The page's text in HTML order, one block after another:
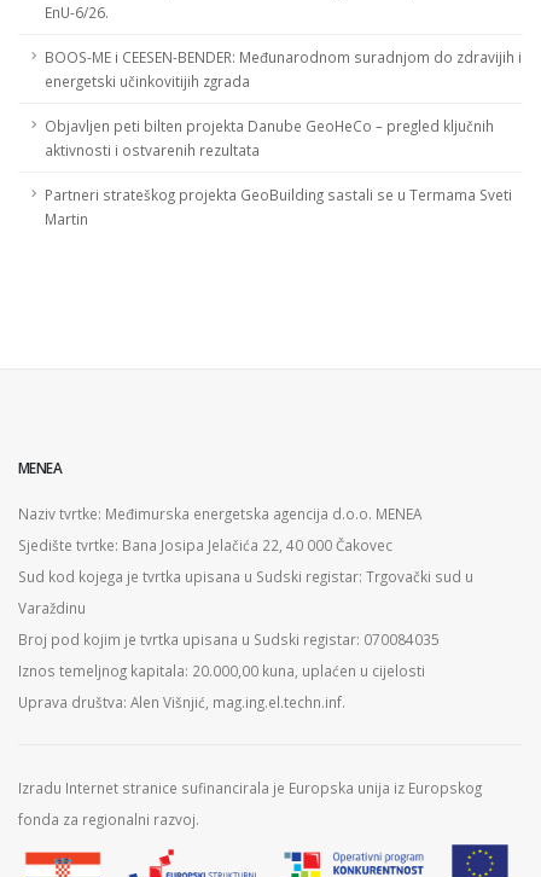
EnU-6/26.
BOOS-ME i CEESEN-BENDER: Međunarodnom suradnjom do zdravijih i
energetski učinkovitijih zgrada
Objavljen peti bilten projekta Danube GeoHeCo – pregled ključnih
aktivnosti i ostvarenih rezultata
Partneri strateškog projekta GeoBuilding sastali se u Termama Sveti
Martin
MENEA
Naziv tvrtke: Međimurska energetska agencija d.o.o. MENEA
Sjedište tvrtke: Bana Josipa Jelačića 22, 40 000 Čakovec
Sud kod kojega je tvrtka upisana u Sudski registar: Trgovački sud u
Varaždinu
Broj pod kojim je tvrtka upisana u Sudski registar: 070084035
Iznos temeljnog kapitala: 20.000,00 kuna, uplaćen u cijelosti
Uprava društva: Alen Višnjić, mag.ing.el.techn.inf.
Izradu Internet stranice sufinancirala je Europska unija iz Europskog
fonda za regionalni razvoj.